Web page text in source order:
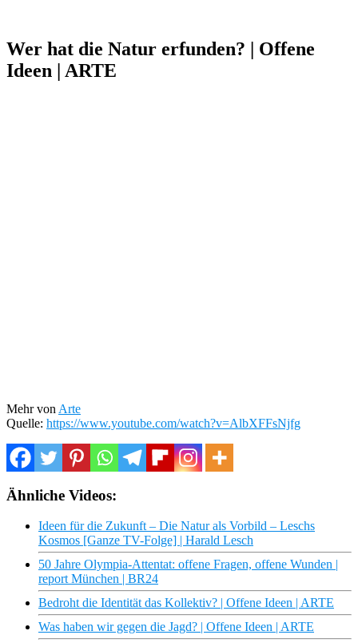
Wer hat die Natur erfunden? | Offene
Ideen | ARTE
Mehr von Arte
Quelle: https://www.youtube.com/watch?v=AlbXFFsNjfg
Ähnliche Videos:
Ideen für die Zukunft – Die Natur als Vorbild – Leschs
Kosmos [Ganze TV-Folge] | Harald Lesch
50 Jahre Olympia-Attentat: offene Fragen, offene Wunden |
report München | BR24
Bedroht die Identität das Kollektiv? | Offene Ideen | ARTE
Was haben wir gegen die Jagd? | Offene Ideen | ARTE